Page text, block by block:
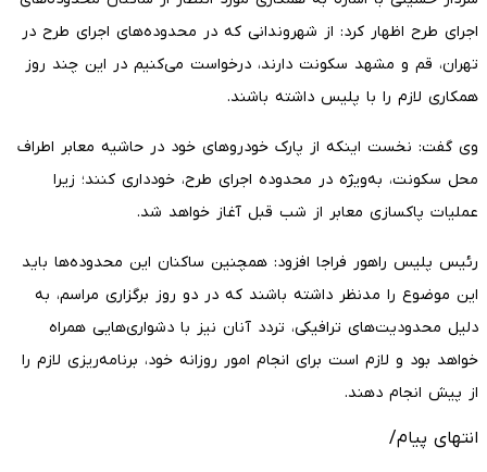
اجرای طرح اظهار کرد: از شهروندانی که در محدوده‌های اجرای طرح در
تهران، قم و مشهد سکونت دارند، درخواست می‌کنیم در این چند روز
همکاری لازم را با پلیس داشته باشند.
وی گفت: نخست اینکه از پارک خودروهای خود در حاشیه معابر اطراف
محل سکونت، به‌ویژه در محدوده اجرای طرح، خودداری کنند؛ زیرا
عملیات پاکسازی معابر از شب قبل آغاز خواهد شد.
رئیس پلیس راهور فراجا افزود: همچنین ساکنان این محدوده‌ها باید
این موضوع را مدنظر داشته باشند که در دو روز برگزاری مراسم، به
دلیل محدودیت‌های ترافیکی، تردد آنان نیز با دشواری‌هایی همراه
خواهد بود و لازم است برای انجام امور روزانه خود، برنامه‌ریزی لازم را
از پیش انجام دهند.
انتهای پیام/